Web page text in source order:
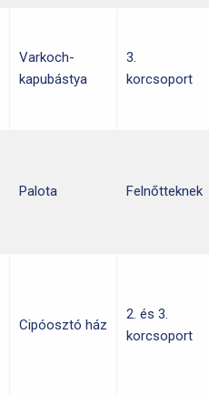
Varkoch-
kapubástya
3.
korcsoport
Palota Felnőtteknek
Cipóosztó ház
2. és 3.
korcsoport